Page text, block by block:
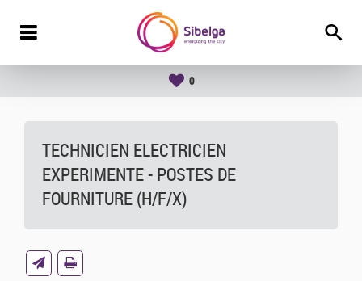
0
TECHNICIEN ELECTRICIEN
EXPERIMENTE - POSTES DE
FOURNITURE (H/F/X)